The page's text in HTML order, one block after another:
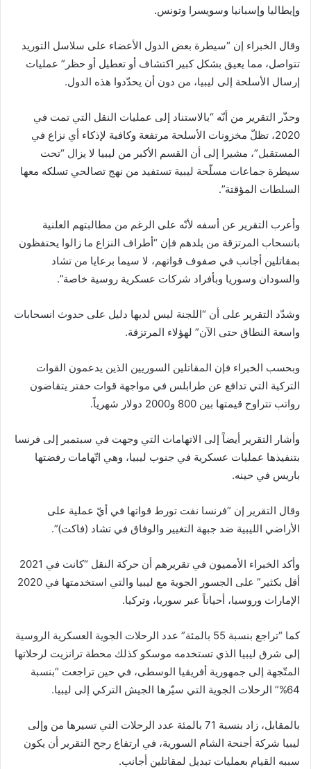
وإيطاليا وإسبانيا وسويسرا وتونس.
وقال الخبراء إن “سيطرة بعض الدول الأعضاء على سلاسل التوريد
تتواصل، مما يعيق بشكل كبير اكتشاف أو تعطيل أو حظر” عمليات
إرسال الأسلحة إلى ليبيا، من دون أن يحدّدوا هذه الدول.
وحذّر التقرير من أنّه “بالاستناد إلى عمليات النقل التي تمت في
2020، تظلّ مخزونات الأسلحة مرتفعة وكافية لإذكاء أي نزاع في
المستقبل”، مشيرا إلى أن القسم الأكبر من ليبيا لا يزال “تحت
سيطرة جماعات مسلّحة ليبية تستفيد من نهج تصالحي تسلكه معها
السلطات المؤقتة”.
وأعرب التقرير عن أسفه لأنّه على الرغم من مطالبتهم العلنية
بانسحاب المرتزقة من بلدهم فإن “أطراف النزاع ما زالوا يحتفظون
بمقاتلين أجانب في صفوف قواتهم، لا سيما برعايا من تشاد
والسودان وسوريا وبأفراد شركات عسكرية روسية خاصة”.
وشدّد التقرير على أن “اللجنة ليس لديها دليل على حدوث انسحابات
واسعة النطاق حتى الآن” لهؤلاء المرتزقة.
وبحسب الخبراء فإن المقاتلين السوريين الذين يدعمون القوات
التركية التي تدافع عن طرابلس في مواجهة قوات حفتر يتقاضون
رواتب تتراوح قيمتها بين 800 و2000 دولار شهرياً.
وأشار التقرير أيضاً إلى الاتهامات التي وجهت في سبتمبر إلى فرنسا
بتنفيذها عمليات عسكرية في جنوب ليبيا، وهي اتّهامات رفضتها
باريس في حينه.
وقال التقرير إن “فرنسا نفت تورط قواتها في أيّ عملية على
الأراضي الليبية ضد جبهة التغيير والوفاق في تشاد (فاكت)”.
وأكد الخبراء الأمميون في تقريرهم أن حركة النقل “كانت في 2021
أقل بكثير” على الجسور الجوية مع ليبيا والتي استخدمتها في 2020
الإمارات وروسيا، أحياناً عبر سوريا، وتركيا.
كما “تراجع بنسبة 55 بالمئة” عدد الرحلات الجوية العسكرية الروسية
إلى شرق ليبيا الذي تستخدمه موسكو كذلك محطة ترانزيت لرحلاتها
المتّجهة إلى جمهورية أفريقيا الوسطى، في حين تراجعت “بنسبة
64%” الرحلات الجوية التي سيّرها الجيش التركي إلى ليبيا.
بالمقابل، زاد بنسبة 71 بالمئة عدد الرحلات التي تسيرها من وإلى
ليبيا شركة أجنحة الشام السورية، في ارتفاع رجح التقرير أن يكون
سببه القيام بعمليات تبديل لمقاتلين أجانب.